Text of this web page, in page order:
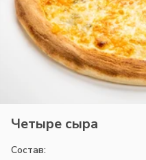
Четыре сыра
Состав: